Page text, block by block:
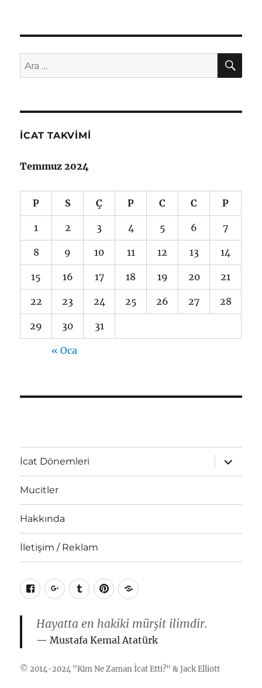
Ara:
İCAT TAKVIMI
Temmuz 2024
P S Ç P C C P
1 2 3 4 5 6 7
8 9 10 11 12 13 14
15 16 17 18 19 20 21
22 23 24 25 26 27 28
29 30 31
« Oca
İcat Dönemleri
Alt
menüyü
genişlet
Mucitler
Hakkında
İletişim / Reklam
FacebookGoogle+TumblrPinterest
RSS
Hayatta en hakiki mürşit ilimdir.
Mustafa Kemal Atatürk
© 2014-2024 "Kim Ne Zaman İcat Etti?" &Jack Elliott